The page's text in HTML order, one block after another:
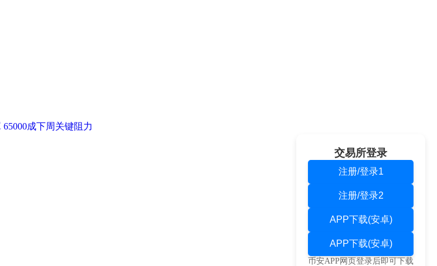
成下周关键阻力
交易所登录
注册/登录1
注册/登录2
APP下载(安卓)
APP下载(安卓)
币安APP网页登录后即可下载